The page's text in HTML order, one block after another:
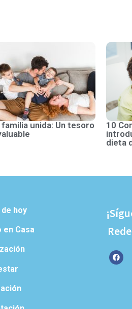
familia unida: Un tesoro
10
dieta
hoy
en Casa